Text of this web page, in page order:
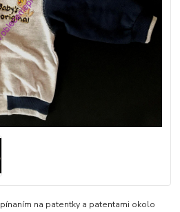
na patentky a patentami okolo